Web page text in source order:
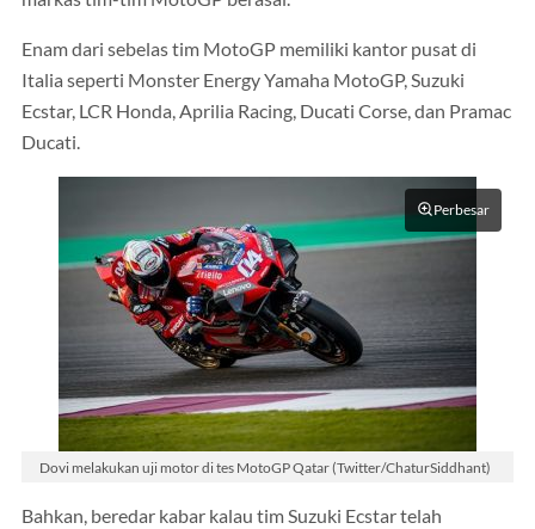
Enam dari sebelas tim MotoGP memiliki kantor pusat di
Italia seperti Monster Energy Yamaha MotoGP, Suzuki
Ecstar, LCR Honda, Aprilia Racing, Ducati Corse, dan Pramac
Ducati.
Perbesar
Dovi melakukan uji motor di tes MotoGP Qatar (Twitter/ChaturSiddhant)
Bahkan, beredar kabar kalau tim Suzuki Ecstar telah